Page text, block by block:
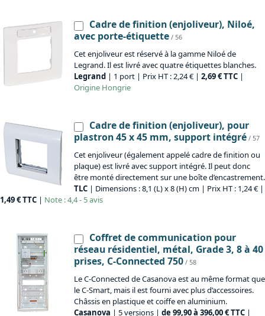
Cadre de finition (enjoliveur), Niloé,
avec porte-étiquette / 56
Cet enjoliveur est réservé à la gamme Niloé de
Legrand. Il est livré avec quatre étiquettes blanches.
Legrand | 1 port | Prix HT : 2,24 € | 2,69 € TTC |
Origine Hongrie
Cadre de finition (enjoliveur), pour
plastron 45 x 45 mm, support intégré / 57
Cet enjoliveur (également appelé cadre de finition ou
plaque) est livré avec support intégré. Il peut donc
être monté directement sur une boîte d’encastrement.
TLC | Dimensions : 8,1 (L) x 8 (H) cm | Prix HT : 1,24 € |
1,49 € TTC | Note : 4,4 - 5 avis
Coffret de communication pour
réseau résidentiel, métal, Grade 3, 8 à 40
prises, C-Connected 750 / 58
Le C-Connected de Casanova est au même format que
le C-Smart, mais il est fourni avec plus d’accessoires.
Châssis en plastique et coiffe en aluminium.
Casanova | 5 versions | de 99,90 à 396,00 € TTC |